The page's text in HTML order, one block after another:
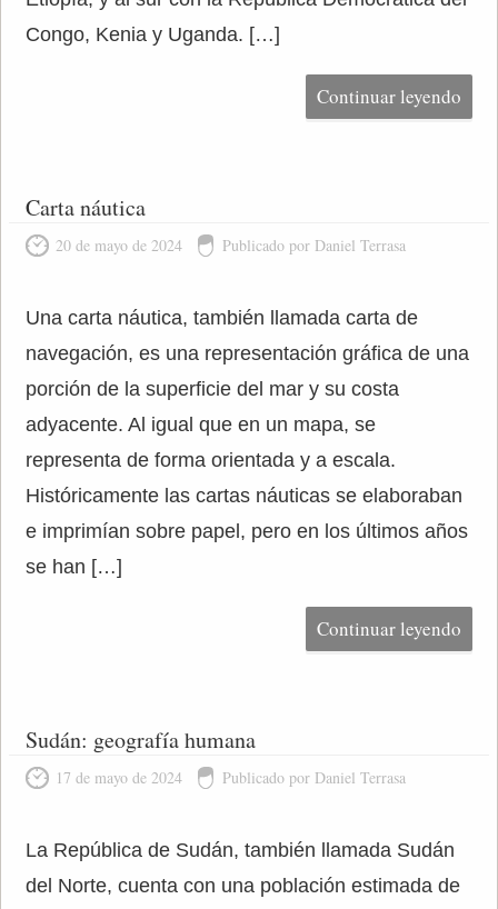
Congo, Kenia y Uganda. […]
Continuar leyendo
Carta náutica
20 de mayo de 2024 Publicado por Daniel Terrasa
Una carta náutica, también llamada carta de
navegación, es una representación gráfica de una
porción de la superficie del mar y su costa
adyacente. Al igual que en un mapa, se
representa de forma orientada y a escala.
Históricamente las cartas náuticas se elaboraban
e imprimían sobre papel, pero en los últimos años
se han […]
Continuar leyendo
Sudán: geografía humana
17 de mayo de 2024 Publicado por Daniel Terrasa
La República de Sudán, también llamada Sudán
del Norte, cuenta con una población estimada de